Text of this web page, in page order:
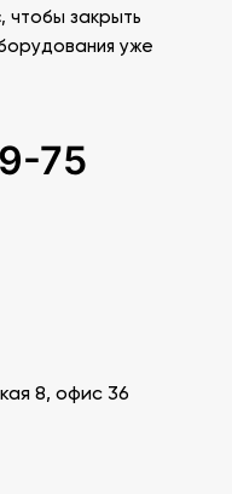
чтобы закрыть
уже
75
8, офис 36